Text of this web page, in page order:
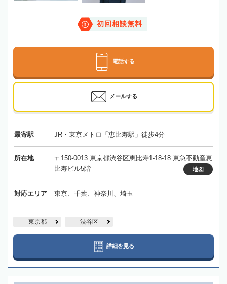
初回相談無料
電話する
メールする
最寄駅 JR・東京メトロ「恵比寿駅」徒歩4分
所在地
〒150-0013 東京都渋谷区恵比寿1-18-18 東急不動産恵
比寿ビル5階
地図
対応エリア 東京、千葉、神奈川、埼玉
東京都 渋谷区
詳細を見る